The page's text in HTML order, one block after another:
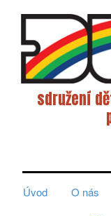
sdružení
Úvod
O nás